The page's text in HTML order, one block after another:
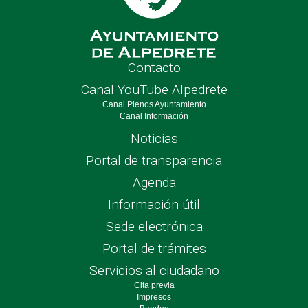
Contacto
Canal YouTube Alpedrete
Canal Plenos Ayuntamiento
Canal Información
Noticias
Portal de transparencia
Agenda
Información útil
Sede electrónica
Portal de trámites
Servicios al ciudadano
Cita previa
Impresos